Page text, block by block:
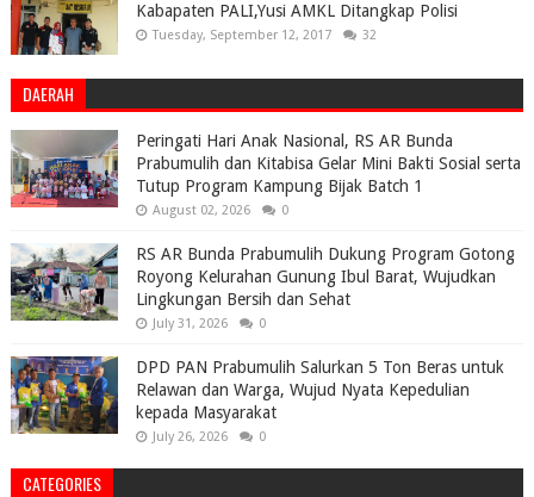
Kabapaten PALI,Yusi AMKL Ditangkap Polisi
Tuesday, September 12, 2017 32
DAERAH
Peringati Hari Anak Nasional, RS AR Bunda
Prabumulih dan Kitabisa Gelar Mini Bakti Sosial serta
Tutup Program Kampung Bijak Batch 1
August 02, 2026 0
RS AR Bunda Prabumulih Dukung Program Gotong
Royong Kelurahan Gunung Ibul Barat, Wujudkan
Lingkungan Bersih dan Sehat
July 31, 2026 0
DPD PAN Prabumulih Salurkan 5 Ton Beras untuk
Relawan dan Warga, Wujud Nyata Kepedulian
kepada Masyarakat
July 26, 2026 0
CATEGORIES